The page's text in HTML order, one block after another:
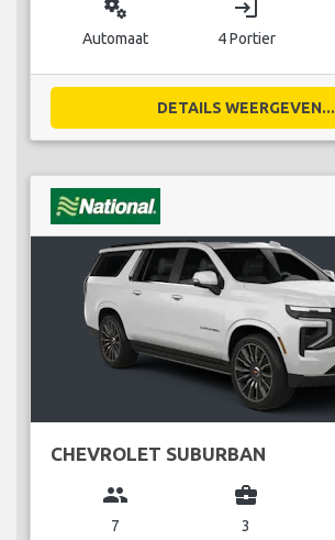
miscellaneous_services
Automaat
login
4 Portier
DETAILS WEERGEVEN...
CHEVROLET SUBURBAN
group
7
business_center
3